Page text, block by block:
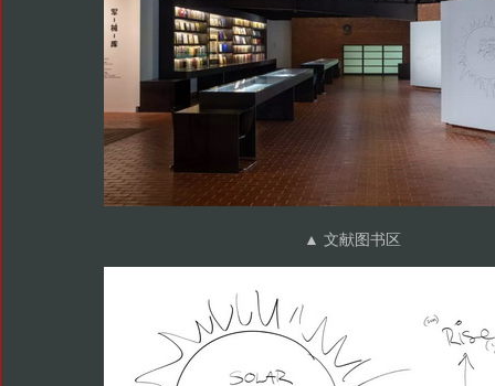
▲ 文献图书区